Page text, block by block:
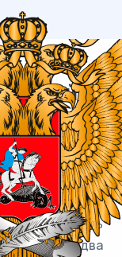
/ 13
в
0,4 моль
Какие два